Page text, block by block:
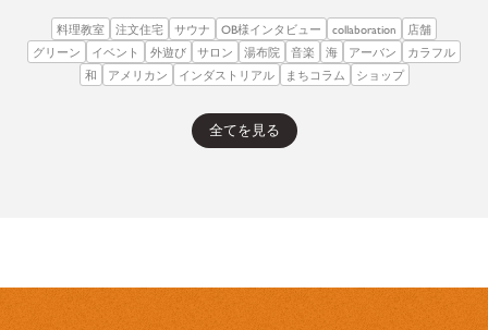
料理教室 注文住宅 サウナ OB様インタビュー collaboration
店舗
グリーン
イベント 外遊び サロン 湯布院 音楽 海 アーバン
カラフル
和
アメリカン インダストリアル まちコラム ショップ